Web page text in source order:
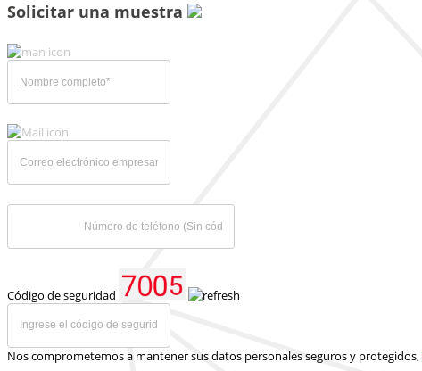
Solicitar una muestra
Código de seguridad
Nos comprometemos a mantener sus datos personales seguros y protegidos,